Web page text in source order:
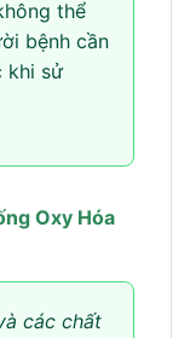
thể
bệnh cần
khi sử
Oxy Hóa
các chất